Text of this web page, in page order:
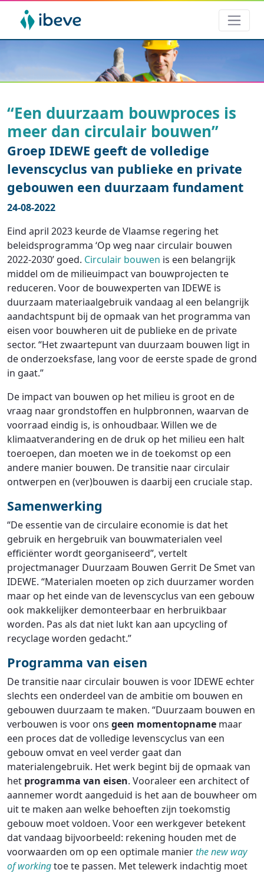
“Een duurzaam bouwproces is
meer dan circulair bouwen”
Groep IDEWE geeft de volledige
levenscyclus van publieke en private
gebouwen een duurzaam fundament
24-08-2022
Eind april 2023 keurde de Vlaamse regering het
beleidsprogramma ‘Op weg naar circulair bouwen
2022-2030’ goed. Circulair bouwen is een belangrijk
middel om de milieuimpact van bouwprojecten te
reduceren. Voor de bouwexperten van IDEWE is
duurzaam materiaalgebruik vandaag al een belangrijk
aandachtspunt bij de opmaak van het programma van
eisen voor bouwheren uit de publieke en de private
sector. “Het zwaartepunt van duurzaam bouwen ligt in
de onderzoeksfase, lang voor de eerste spade de grond
in gaat.”
De impact van bouwen op het milieu is groot en de
vraag naar grondstoffen en hulpbronnen, waarvan de
voorraad eindig is, is onhoudbaar. Willen we de
klimaatverandering en de druk op het milieu een halt
toeroepen, dan moeten we in de toekomst op een
andere manier bouwen. De transitie naar circulair
ontwerpen en (ver)bouwen is daarbij een cruciale stap.
Samenwerking
“De essentie van de circulaire economie is dat het
gebruik en hergebruik van bouwmaterialen veel
efficiënter wordt georganiseerd”, vertelt
projectmanager Duurzaam Bouwen Gerrit De Smet van
IDEWE. “Materialen moeten op zich duurzamer worden
maar op het einde van de levenscyclus van een gebouw
ook makkelijker demonteerbaar en herbruikbaar
worden. Pas als dat niet lukt kan aan upcycling of
recyclage worden gedacht.”
Programma van eisen
De transitie naar circulair bouwen is voor IDEWE echter
slechts een onderdeel van de ambitie om bouwen en
gebouwen duurzaam te maken. “Duurzaam bouwen en
verbouwen is voor ons geen momentopname maar
een proces dat de volledige levenscyclus van een
gebouw omvat en veel verder gaat dan
materialengebruik. Het werk begint bij de opmaak van
het programma van eisen. Vooraleer een architect of
aannemer wordt aangeduid is het aan de bouwheer om
uit te maken aan welke behoeften zijn toekomstig
gebouw moet voldoen. Voor een werkgever betekent
dat vandaag bijvoorbeeld: rekening houden met de
voorwaarden om op een optimale manierthe new way
of workingtoe te passen. Met telewerk indachtig moet